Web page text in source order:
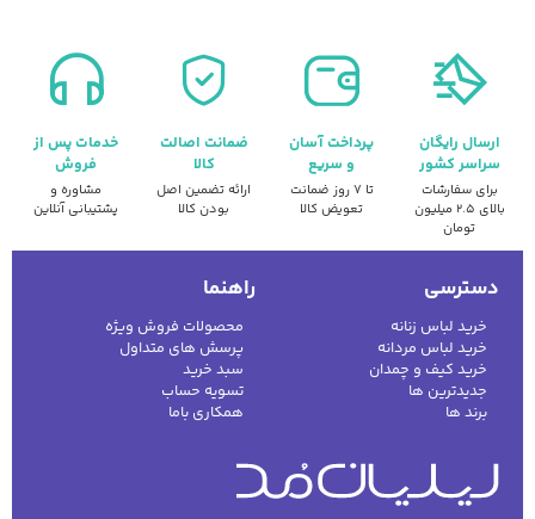
ارسال رایگان
سراسر کشور
برای سفارشات
بالای ۲.۵ میلیون
تومان
پرداخت آسان
و سریع
تا ۷ روز ضمانت
تعویض کالا
ضمانت اصالت
کالا
ارائه تضمین اصل
بودن کالا
خدمات پس از
فروش
مشاوره و
پشتیبانی آنلاین
دسترسی
خرید لباس زنانه
خرید لباس مردانه
خرید کیف و چمدان
جدیدترین ها
برند ها
راهنما
محصولات فروش ویژه
پرسش های متداول
سبد خرید
تسویه حساب
همکاری باما